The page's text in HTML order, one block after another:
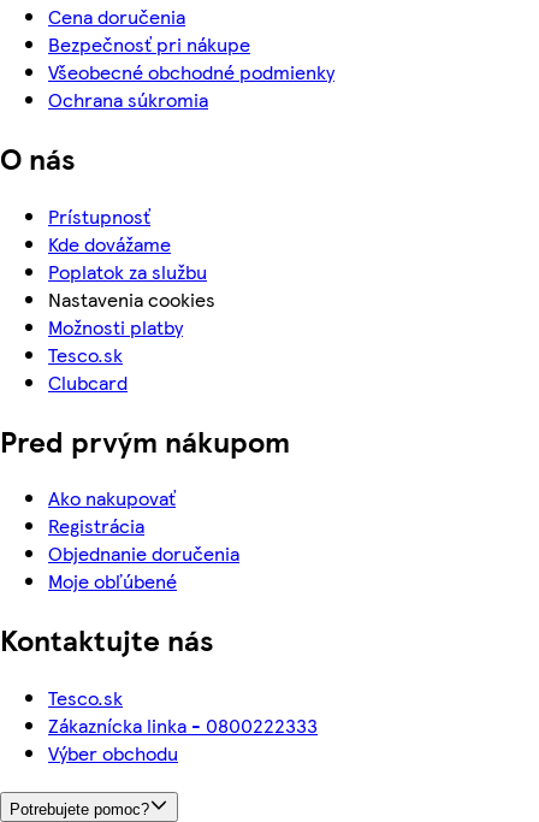
Cena doručenia
Bezpečnosť pri nákupe
Všeobecné obchodné podmienky
Ochrana súkromia
O nás
Prístupnosť
Kde dovážame
Poplatok za službu
Nastavenia cookies
Možnosti platby
Tesco.sk
Clubcard
Pred prvým nákupom
Ako nakupovať
Registrácia
Objednanie doručenia
Moje obľúbené
Kontaktujte nás
Tesco.sk
Zákaznícka linka - 0800222333
Výber obchodu
Potrebujete pomoc?